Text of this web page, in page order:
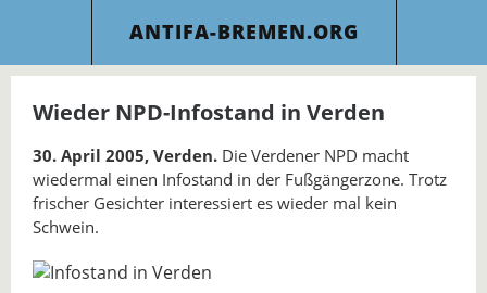
ANTIFA-BREMEN.ORG
Wieder NPD-Infostand in Verden
30. April 2005, Verden. Die Verdener NPD macht
wiedermal einen Infostand in der Fußgängerzone. Trotz
frischer Gesichter interessiert es wieder mal kein
Schwein.